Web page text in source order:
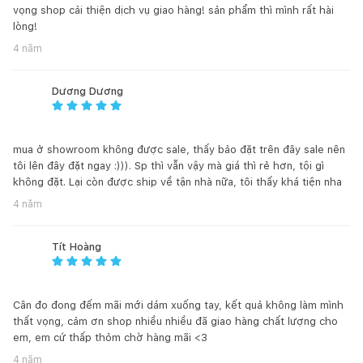
do hiệu ứng ánh sáng hoặc thiết bị hiển thị.
đá (cả đá nhân tạo, đá tự nhiên, giả đá), mắt hoặc vết ghim
gỗ...Xin vui lòng tìm hiểu trước và chịu trách nhiệm với lựa
chọn của mình. Nếu không chấp nhận, Quý khách có thể chọn
loại gỗ dán Veneer để đảm bảo tính thẩm mỹ và đồng nhất.
thước của sản phẩm. Ngoài ra, một số chi tiết có thể thay đổi
Hàng đặt đóng được làm thủ công nên mỗi sản phẩm được
coi là tác phẩm độc bản. Trân trọng cảm ơn Quý khách đã góp
vọng shop cải thiện dịch vụ giao hàng! sản phẩm thì mình rất hài
lòng!
4 năm
Dương Dương
mua ở showroom không được sale, thấy bảo đặt trên đây sale nên
tôi lên đây đặt ngay :))). Sp thì vẫn vậy mà giá thì rẻ hơn, tội gì
không đặt. Lại còn được ship về tận nhà nữa, tôi thấy khá tiện nha
4 năm
Tít Hoàng
Cân đo đong đếm mãi mới dám xuống tay, kết quả không làm mình
thất vọng, cảm ơn shop nhiều nhiều đã giao hàng chất lượng cho
em, em cứ thấp thỏm chờ hàng mãi <3
4 năm